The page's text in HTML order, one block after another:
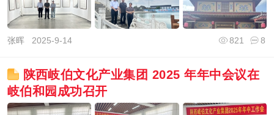
张晖2025-9-14 8
821
陕西岐伯文化产业集团 2025 年年中会议在
岐伯和园成功召开